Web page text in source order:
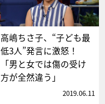
高嶋ちさ子、“子ども最
低3人”発言に激怒！
「男と女では傷の受け
方が全然違う」
2019.06.11